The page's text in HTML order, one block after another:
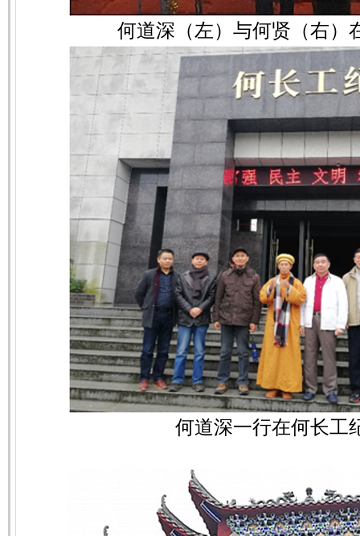
何道深（左）与何贤（右）
何道深一行在何长工